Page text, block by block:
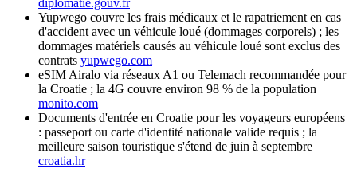
diplomatie.gouv.fr
Yupwego couvre les frais médicaux et le rapatriement en cas
d'accident avec un véhicule loué (dommages corporels) ; les
dommages matériels causés au véhicule loué sont exclus des
contrats yupwego.com
eSIM Airalo via réseaux A1 ou Telemach recommandée pour
la Croatie ; la 4G couvre environ 98 % de la population
monito.com
Documents d'entrée en Croatie pour les voyageurs européens
: passeport ou carte d'identité nationale valide requis ; la
meilleure saison touristique s'étend de juin à septembre
croatia.hr